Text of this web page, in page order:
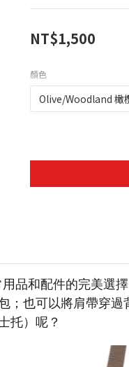
NT$1,500
顏色
品和配件的完美選擇
也可以將肩帶穿過
托） 呢？